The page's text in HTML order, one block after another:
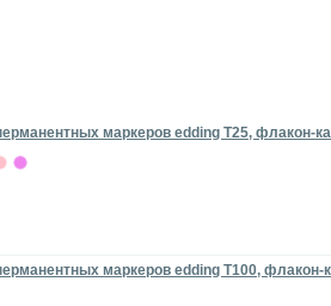
маркеров edding T25, флакон-
маркеров edding T100, флакон-